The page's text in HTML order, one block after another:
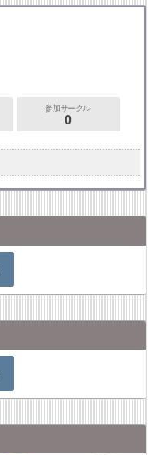
参加サークル
0